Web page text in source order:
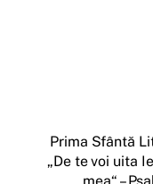
Prima Sfântă
„De te voi uita